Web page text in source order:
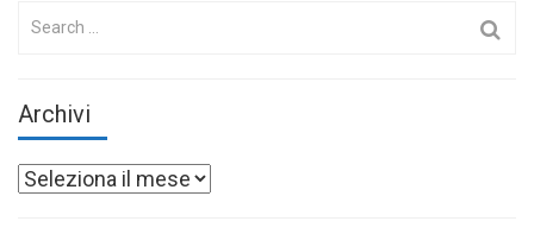
Search
Archivi
Archivi